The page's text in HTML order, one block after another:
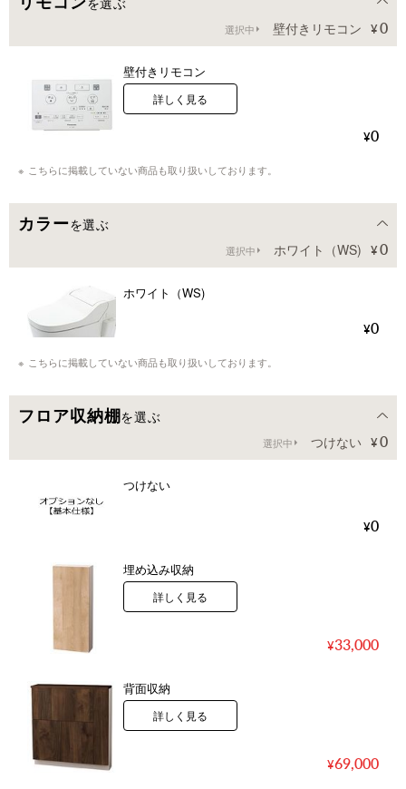
選択中 壁付きリモコン 0
壁付きリモコン
詳しく見る
0
こちらに掲載していない商品も取り扱いしております。
カラーを選ぶ
選択中 ホワイト（WS) 0
ホワイト（WS)
0
こちらに掲載していない商品も取り扱いしております。
フロア収納棚を選ぶ
選択中 つけない 0
つけない
0
埋め込み収納
詳しく見る
33,000
背面収納
詳しく見る
69,000